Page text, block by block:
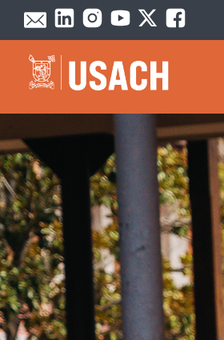
Passar para o conteúdo principal